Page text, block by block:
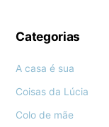
Categorias
A casa é sua
Coisas da Lúcia
Colo de mãe